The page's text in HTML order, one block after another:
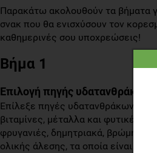
Παρακάτω ακολουθούν τα βήματα
σνακ που θα ενισχύσουν τον
καθημερινές σου υποχρεώσεις!
Βήμα 1
Επιλογή πηγής υδατανθράκων-
Επίλεξε πηγές υδατανθράκων
βιταμίνες, μέταλλα και φυτικές
φρυγανιές, δημητριακά, βρώμη
ολικής άλεσης, τα οποία είναι